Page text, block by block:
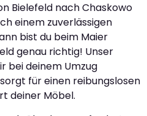
Bielefeld nach Chaskowo
einem zuverlässigen
bist du beim Maier
genau richtig! Unser
bei deinem Umzug
für einen reibungslosen
deiner Möbel.